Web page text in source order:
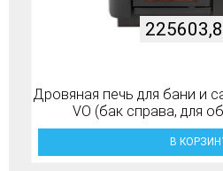
Дровяная печь для бани и
VO (бак справа, для
В